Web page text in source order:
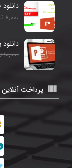
8,000 تومان
10,000 تومان
پرداخت آنلاین